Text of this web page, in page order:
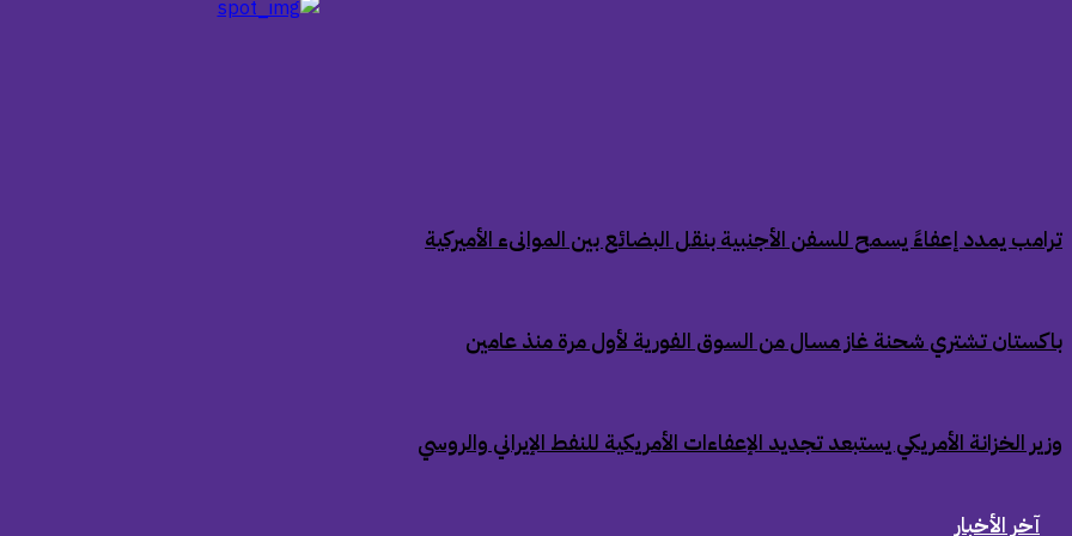
‏ترامب يمدد إعفاءً يسمح للسفن الأجنبية بنقل البضائع بين الموانىء الأميركية
‏باكستان تشتري شحنة غاز مسال من السوق الفورية لأول مرة منذ عامين
‏وزير الخزانة الأمريكي يستبعد تجديد الإعفاءات الأمريكية للنفط الإيراني والروسي
آخر الأخبار